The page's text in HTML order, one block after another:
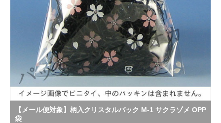
【メール便対象】柄入クリスタルパック M-1 サクラゾメ OPP
袋